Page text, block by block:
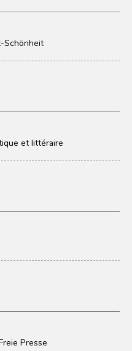
Schönheit
et littéraire
Presse